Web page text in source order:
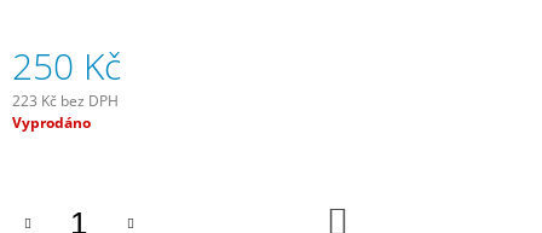
250 Kč
223 Kč bez DPH
Měrná
Vyprodáno
Č
U
J
E
M
NOVAEQUI